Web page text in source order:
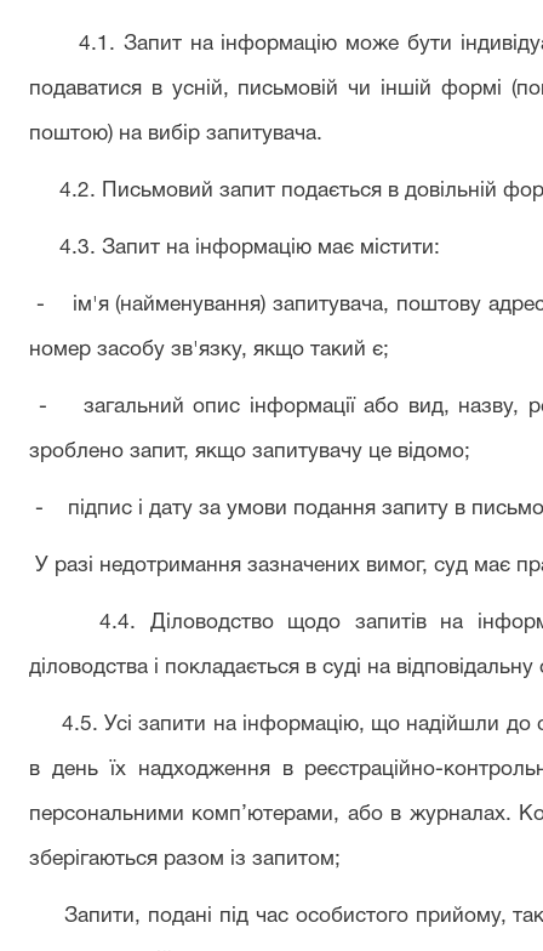
4.1. Запит на інформацію може бути
подаватися в усній, письмовій чи іншій формі
поштою) на вибір запитувача.
4.2. Письмовий запит подається в довільній
4.3. Запит на інформацію має містити:
- ім'я (найменування) запитувача, поштову
номер засобу зв'язку, якщо такий є;
- загальний опис інформації або вид, назву,
зроблено запит, якщо запитувачу це відомо;
- підпис і дату за умови подання запиту в
У разі недотримання зазначених вимог, суд має
4.4. Діловодство щодо запитів на
діловодства і покладається в суді на відповідальну
4.5. Усі запити на інформацію, що надійшли до
в день їх надходження в реєстраційно-
персональними комп’ютерами, або в журналах.
зберігаються разом із запитом;
Запити, подані під час особистого прийому,